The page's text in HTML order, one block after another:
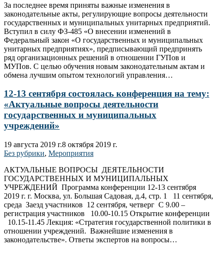
За последнее время приняты важные изменения в
законодательные акты, регулирующие вопросы деятельности
государственных и муниципальных унитарных предприятий.
Вступил в силу ФЗ-485 «О внесении изменений в
Федеральный закон «О государственных и муниципальных
унитарных предприятиях», предписывающий предпринять
ряд организационных решений в отношении ГУПов и
МУПов. С целью обучения новым законодательным актам и
обмена лучшим опытом технологий управления…
12-13 сентября состоялась конференция на тему:
«Актуальные вопросы деятельности
государственных и муниципальных
учреждений»
19 августа 2019 г.8 октября 2019 г.
Без рубрики, Мероприятия
АКТУАЛЬНЫЕ ВОПРОСЫ ДЕЯТЕЛЬНОСТИ
ГОСУДАРСТВЕННЫХ И МУНИЦИПАЛЬНЫХ
УЧРЕЖДЕНИЙ Программа конференции 12-13 сентября
2019 г. г. Москва, ул. Большая Садовая, д.4, стр. 1 11 сентября,
среда Заезд участников 12 сентября, четверг С 9.00 –
регистрация участников 10.00-10.15 Открытие конференции
10.15-11.45 Лекция: «Стратегия государственной политики в
отношении учреждений. Важнейшие изменения в
законодательстве». Ответы экспертов на вопросы…